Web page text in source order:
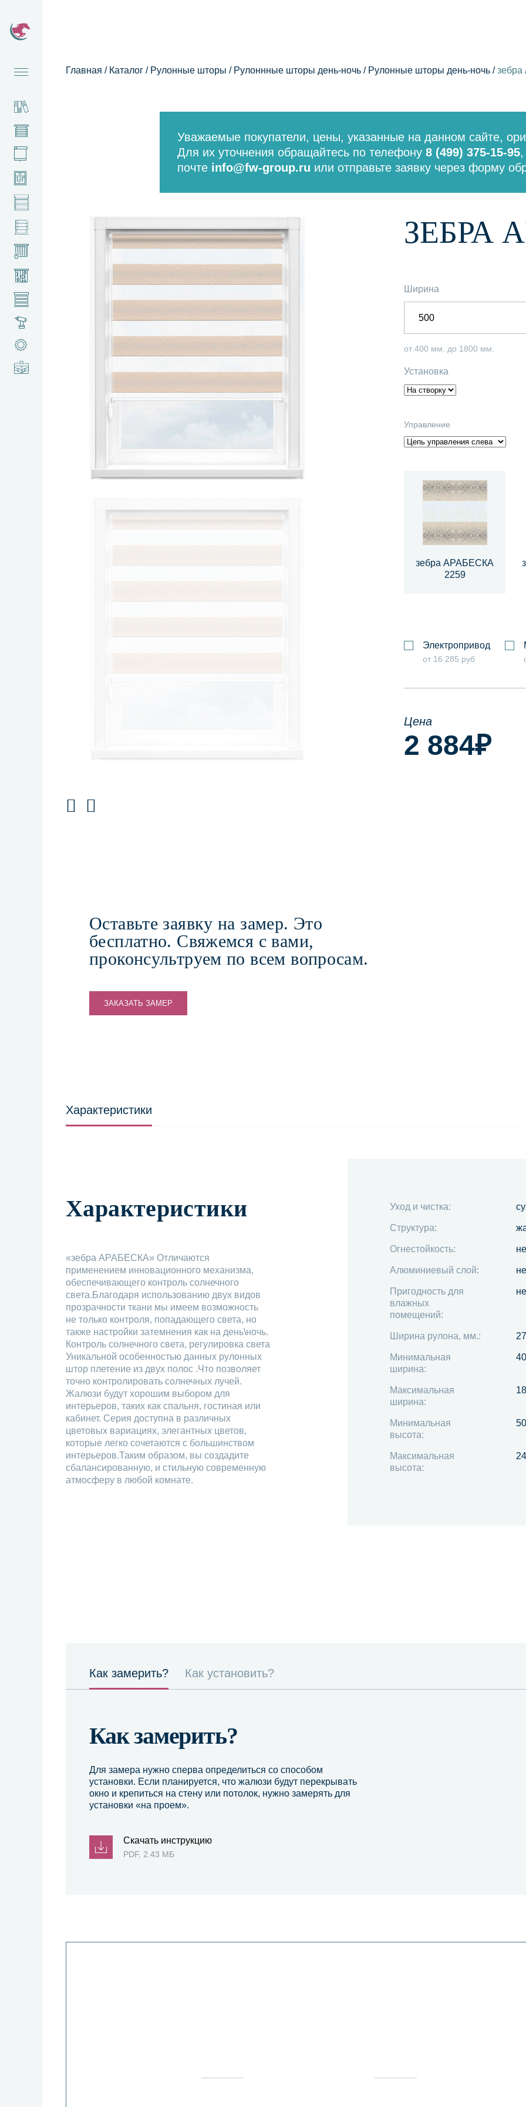
Главная / Каталог / Рулонные шторы / Рулоннные шторы день-ночь / Рулонные шторы день-ночь /
Уважаемые покупатели, цены, указанные на данном сайте,
Для их уточнения обращайтесь по телефону 8 (499) 375-15-95,
почте info@fw-group.ru или отправьте заявку через форму
ЗЕБРА
Ширина
от 400 мм. до 1800 мм.
Установка
Управление
зебра АРАБЕСКА
2259
Электропривод
от 16 285 руб
Цена
2 884₽
Оставьте заявку на замер. Это
бесплатно. Свяжемся с вами,
проконсультруем по всем вопросам.
ЗАКАЗАТЬ ЗАМЕР
Характеристики
Характеристики
«зебра АРАБЕСКА» Отличаются
применением инновационного механизма,
обеспечивающего контроль солнечного
света.Благодаря использованию двух видов
прозрачности ткани мы имеем возможность
не только контроля, попадающего света, но
также настройки затемнения как на день\ночь.
Контроль солнечного света, регулировка света
Уникальной особенностью данных рулонных
штор плетение из двух полос .Что позволяет
точно контролировать солнечных лучей.
Жалюзи будут хорошим выбором для
интерьеров, таких как спальня, гостиная или
кабинет. Серия доступна в различных
цветовых вариациях, элегантных цветов,
которые легко сочетаются с большинством
интерьеров.Таким образом, вы создадите
сбалансированную, и стильную современную
атмосферу в любой комнате.
Уход и чистка:
Структура:
Огнестойкость:
Алюминиевый слой:
Пригодность для
влажных
помещений:
Ширина рулона, мм.:
Минимальная
ширина:
Максимальная
ширина:
Минимальная
высота:
Максимальная
высота:
Как замерить? Как установить?
Как замерить?
Для замера нужно сперва определиться со способом
установки. Если планируется, что жалюзи будут перекрывать
окно и крепиться на стену или потолок, нужно замерять для
установки «на проем».
Скачать инструкцию
PDF, 2.43 МБ